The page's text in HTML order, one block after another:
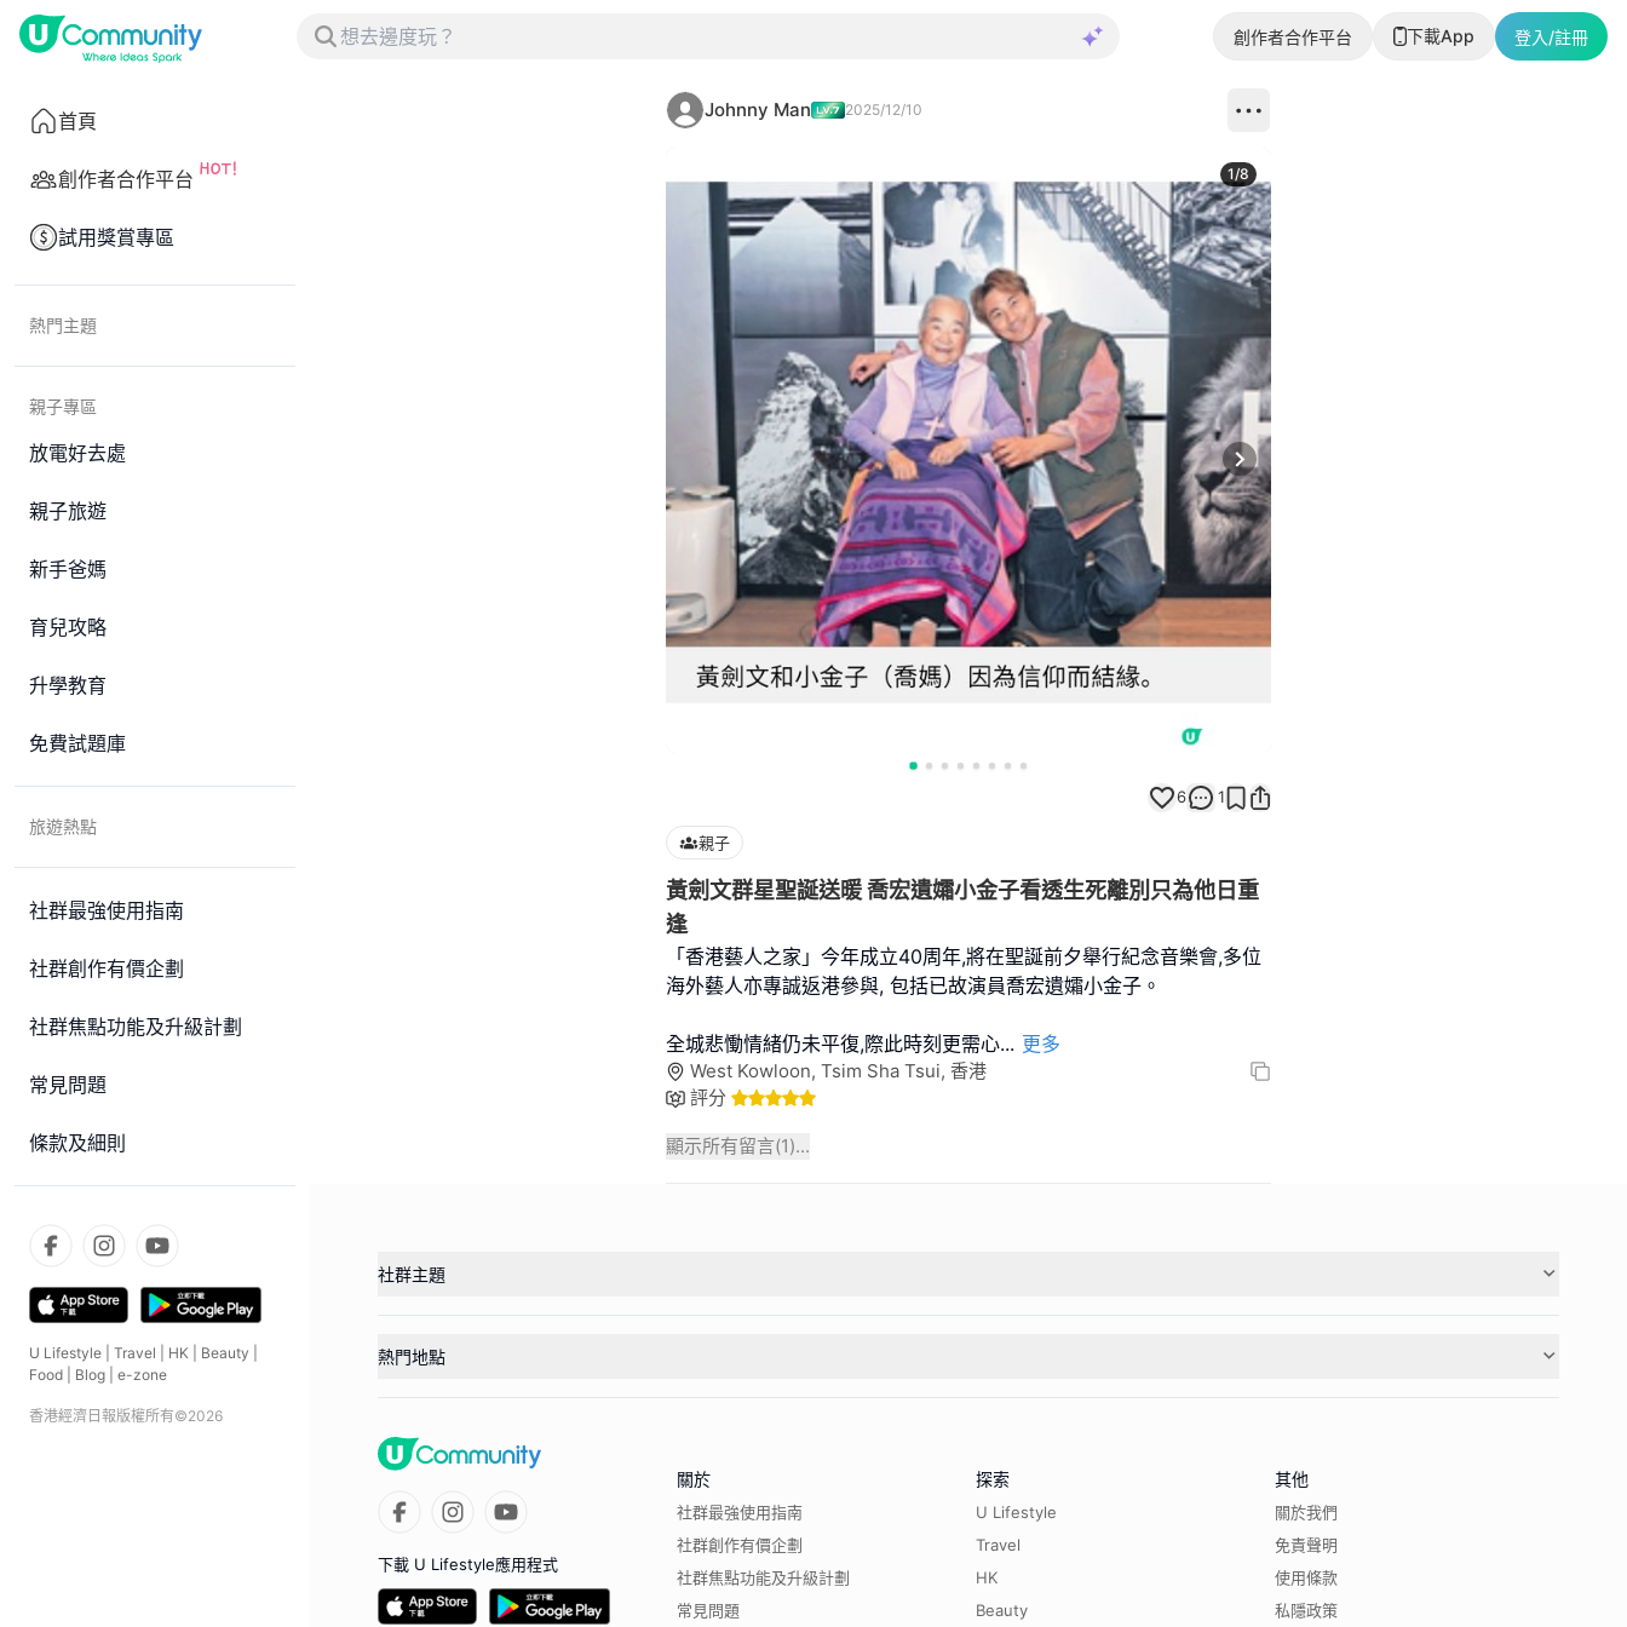
創作者合作平台 下載App 登入/註冊
首頁
創作者合作平台
試用獎賞專區
熱門主題
親子專區
放電好去處
親子旅遊
新手爸媽
育兒攻略
升學教育
免費試題庫
旅遊熱點
社群最強使用指南
社群創作有價企劃
社群焦點功能及升級計劃
常見問題
條款及細則
U Lifestyle Travel HK Beauty
Food
Blog e-zone
香港經濟日報版權所有©2026
Johnny Man 2025/12/10
Next slide
1/8
6 1
親子
黃劍文群星聖誕送暖 喬宏遺孀小金子看透生死離別只為他日重
逢
「香港藝人之家」今年成立40周年,將在聖誕前夕舉行紀念音樂會,多位
海外藝人亦專誠返港參與, 包括已故演員喬宏遺孀小金子。
全城悲慟情緒仍未平復,際此時刻更需心... 更多
West Kowloon, Tsim Sha Tsui, 香港
評分
顯示所有留言(1)...
社群主題
熱門地點
下載 U Lifestyle應用程式
關於
社群最強使用指南
社群創作有價企劃
社群焦點功能及升級計劃
常見問題
探索
U Lifestyle
Travel
HK
Beauty
其他
關於我們
免責聲明
使用條款
私隱政策